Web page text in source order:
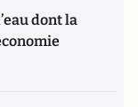
dont la